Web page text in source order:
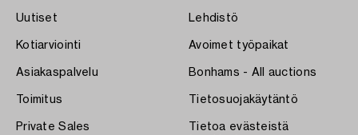
Uutiset
Kotiarviointi
Asiakaspalvelu
Toimitus
Private Sales
Lehdistö
Avoimet työpaikat
Bonhams - All auctions
Tietosuojakäytäntö
Tietoa evästeistä